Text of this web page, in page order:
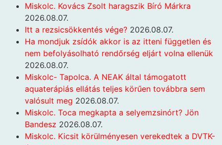
Miskolc. Kovács Zsolt haragszik Bíró Márkra
2026.08.07.
Itt a rezsicsökkentés vége? 2026.08.07.
Ha mondjuk zsídók akkor is az itteni független és
nem befolyásolható rendőrség eljárt volna ellenük
2026.08.07.
Miskolc- Tapolca. A NEAK által támogatott
aquaterápiás ellátás teljes körűen továbbra sem
valósult meg 2026.08.07.
Miskolc. Toca megkapta a selyemzsinórt? Jön
Bandesz 2026.08.07.
Miskolc. Kicsit körülményesen verekedtek a DVTK-